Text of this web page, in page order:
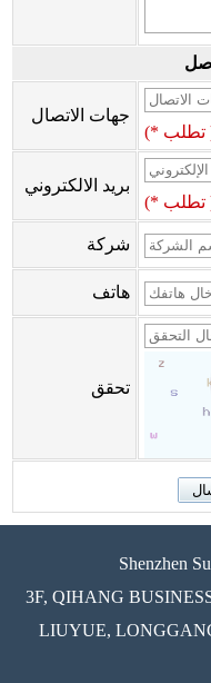
جهات الاتصال
)
بريد الالكتروني
)
شركة
هاتف
تحقق
Shenzhen
3F, QIHANG
LIUYUE,